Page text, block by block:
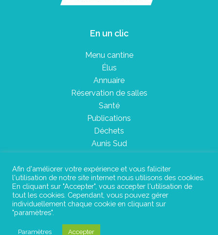
En un clic
Menu cantine
Élus
Annuaire
Réservation de salles
Santé
Publications
Déchets
Aunis Sud
Plan du site
Mentions légales
Afin d'améliorer votre expérience et vous faliciter
l'utilisation de notre site internet nous utilisons des cookies.
En cliquant sur "Accepter", vous accepter l'utilisation de
tout les cookies. Cependant, vous pouvez gérer
individuellement chaque cookie en cliquant sur
"paramètres".
Paramètres Accepter